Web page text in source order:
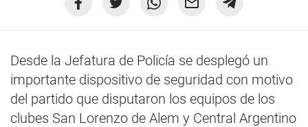
Desde la Jefatura de Policía se desplegó un
importante dispositivo de seguridad con motivo
del partido que disputaron los equipos de los
clubes San Lorenzo de Alem y Central Argentino